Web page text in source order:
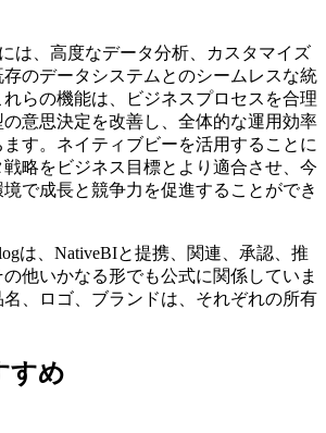
は、高度なデータ分析、カスタマイズ
のデータシステムとのシームレスな統
らの機能は、ビジネスプロセスを合理
意思決定を改善し、全体的な運用効率
す。ネイティブビーを活用することに
略をビジネス目標とより適合させ、今
で成長と競争力を促進することができ
は、NativeBIと提携、関連、承認、推
他いかなる形でも公式に関係していま
、ロゴ、ブランドは、それぞれの所有
すめ